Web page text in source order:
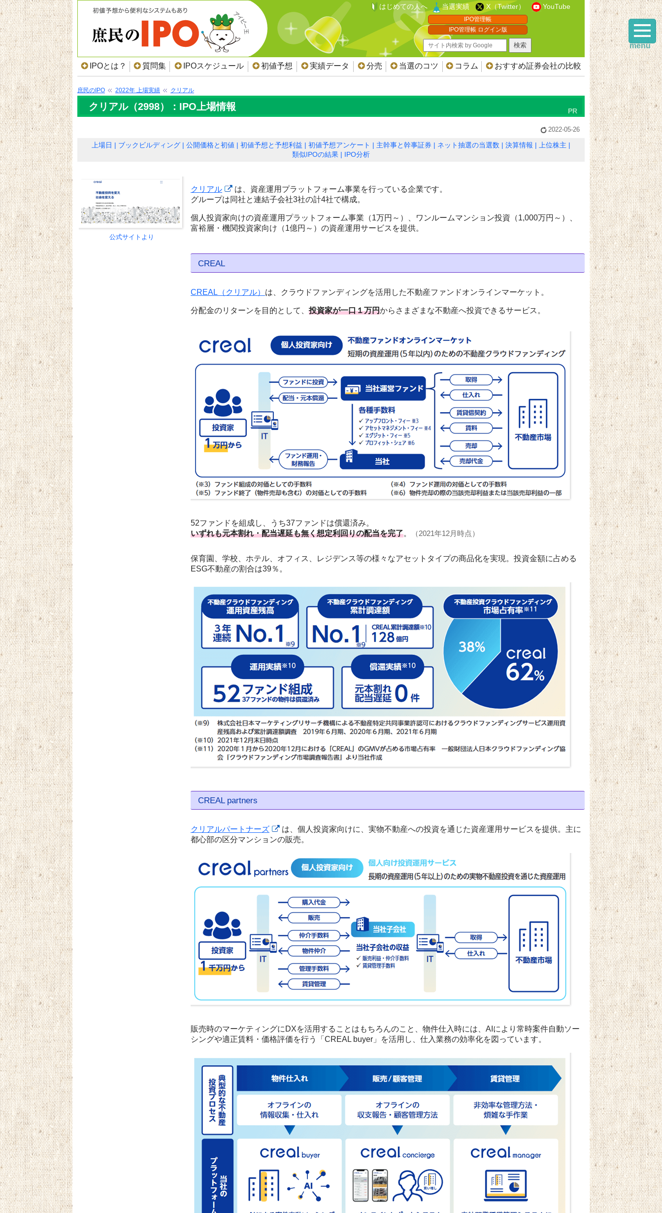
はじめての人へ 当選実績 X（Twitter） YouTube
IPO管理帳
IPO管理帳 ログイン版
IPOとは？ 質問集 IPOスケジュール 初値予想 実績データ 分売 当選のコツ コラム おすすめ証券会社の比較
庶民のIPO 2022年 上場実績 クリアル
クリアル（2998）：IPO上場情報
2022-05-26
上場日 ブックビルディング 公開価格と初値 初値予想と予想利益 初値予想アンケート 主幹事と幹事証券 ネット抽選の当選数 決算情報
上位株主
類似IPOの結果
IPO分析
公式サイトより
クリアル
は、資産運用プラットフォーム事業を行っている企業です。
グループは同社と連結子会社3社の計4社で構成。
個人投資家向けの資産運用プラットフォーム事業（1万円～）、ワンルームマンション投資（1,000万円～）、
富裕層・機関投資家向け（1億円～）の資産運用サービスを提供。
CREAL
CREAL（クリアル） は、クラウドファンディングを活用した不動産ファンドオンラインマーケット。
分配金のリターンを目的として、 投資家が一口１万円からさまざまな不動産へ投資できるサービス。
52ファンドを組成し、うち37ファンドは償還済み。
いずれも元本割れ・配当遅延も無く想定利回りの配当を完了。 （2021年12月時点）
保育園、学校、ホテル、オフィス、レジデンス等の様々なアセットタイプの商品化を実現。投資金額に占める
ESG不動産の割合は39％。
CREAL partners
クリアルパートナーズ
は、個人投資家向けに、実物不動産への投資を通じた資産運用サービスを提供。主に
都心部の区分マンションの販売。
販売時のマーケティングにDXを活用することはもちろんのこと、物件仕入時には、AIにより常時案件自動ソー
シングや適正賃料・価格評価を行う「CREAL buyer」を活用し、仕入業務の効率化を図っています。
menu